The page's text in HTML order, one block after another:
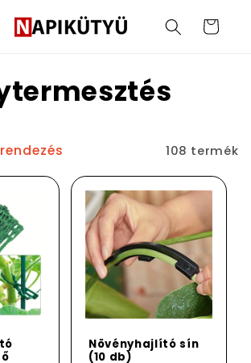
Kosár
108 termék
Növényhajlító sín
(10 db)